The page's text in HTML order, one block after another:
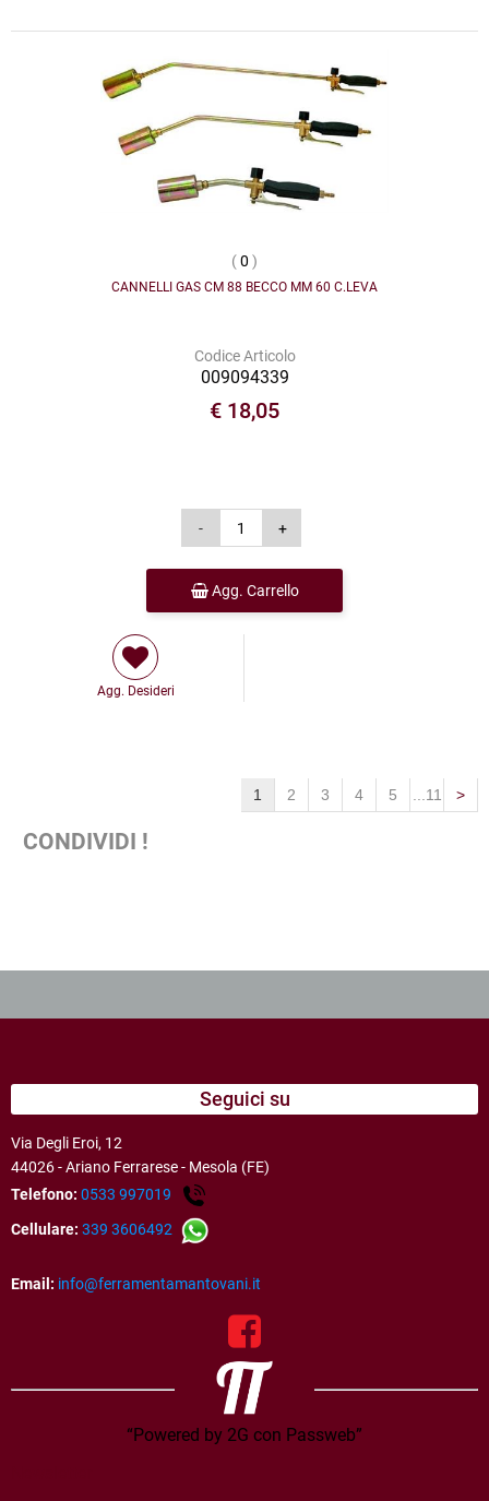
(0 )
CANNELLI GAS CM 88 BECCO MM 60 C.LEVA
Codice Articolo
009094339
€ 18,05
Agg. Carrello
Agg. Desideri
1 2 3 4 5 ...11 >
CONDIVIDI !
Seguici su
Via Degli Eroi, 12
44026 - Ariano Ferrarese - Mesola (FE)
Telefono: 0533 997019
Cellulare: 339 3606492
Email: info@ferramentamantovani.it
“Powered by 2G con Passweb”